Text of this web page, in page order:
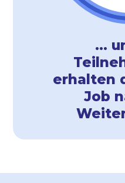
...
erhalten
Job